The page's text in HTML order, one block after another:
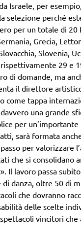
Israele, per
selezione perché
per un totale di 20
Grecia,
Slovenia,
29 e
di domande, ma
il direttore
come tappa
una grande
per
sarà formata
per valorizzare
che si consolidano
Il lavoro passa
danza, oltre 50 di
che dovranno
delle scelte
vincitori